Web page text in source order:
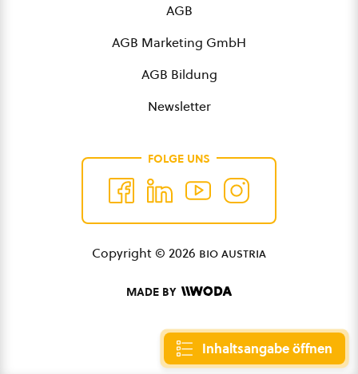
Inhaltsangabe öffnen
AGB
AGB Marketing GmbH
AGB Bildung
Newsletter
FOLGE UNS
Copyright © 2026 bio austria
MADE BY